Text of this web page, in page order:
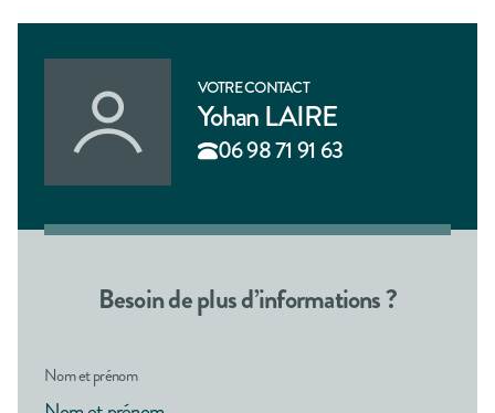
VOTRE CONTACT
Yohan LAIRE
06 98 71 91 63
Besoin de plus d’informations ?
Nom et prénom